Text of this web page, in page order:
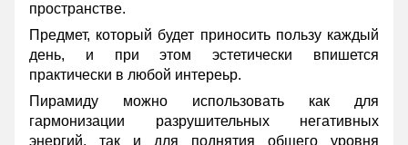
пространстве.
Предмет, который будет приносить пользу каждый
день, и при этом эстетически впишется
практически в любой интереьр.
Пирамиду можно использовать как для
гармонизации разрушительных негативных
энергий, так и для поднятия общего уровня